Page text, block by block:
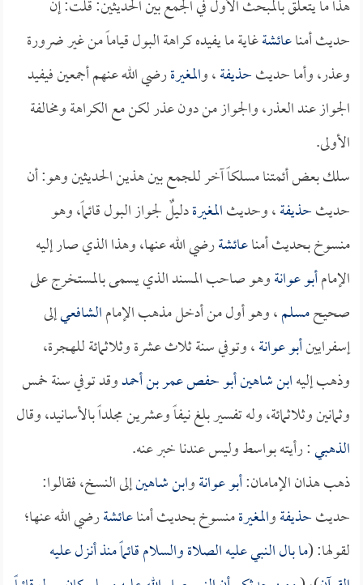
هذا ما يتعلق بالمبحث الأول في الجمع بين الحديثين: قلت: إن
حديث أمناعائشةغاية ما يفيده كراهة البول قياماً من غير ضرورة
وعذر، وأما حديثحذيفة، والمغيرةرضي الله عنهم أجمعين فيفيد
الجواز عند العذر، والجواز من دون عذر لكن مع الكراهة ومخالفة
الأولى.
سلك بعض أئمتنا مسلكاً آخر للجمع بين هذين الحديثين وهو: أن
حديثحذيفة، وحديثالمغيرةدليلٌ لجواز البول قائماً، وهو
منسوخ بحديث أمناعائشةرضي الله عنها، وهذا الذي صار إليه
الإمامأبو عوانةوهو صاحب المسند الذي يسمى بالمستخرج على
صحيحمسلم، وهو أول من أدخل مذهب الإمامالشافعيإلى
إسفرايينأبو عوانة، وتوفي سنة ثلاث عشرة وثلاثمائة للهجرة،
وذهب إليهابن شاهين أبو حفص عمر بن أحمدوقد توفي سنة خمس
وثمانين وثلاثمائة، وله تفسير بلغ نيفاً وعشرين مجلداً بالأسانيد، وقال
الذهبي: رأيته بواسط وليس عندنا خبر عنه.
ذهب هذان الإمامان:أبو عوانةوابن شاهينإلى النسخ، فقالوا:
حديثحذيفةوالمغيرةمنسوخ بحديث أمناعائشةرضي الله عنها؛
لقولها: (ما بال النبي عليه الصلاة والسلام قائماً منذ أنزل عليه